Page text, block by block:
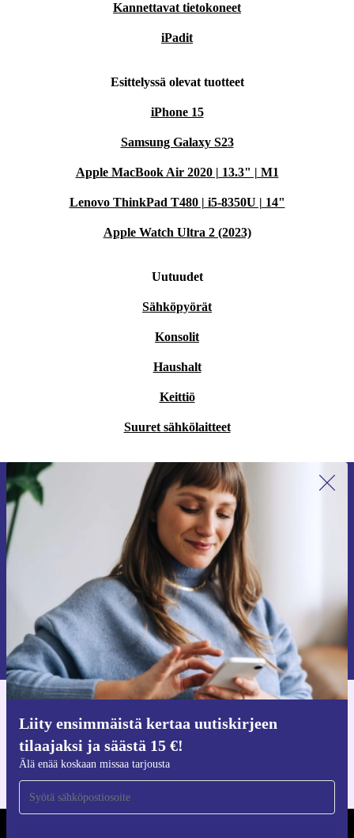
Kannettavat tietokoneet
iPadit
Esittelyssä olevat tuotteet
iPhone 15
Samsung Galaxy S23
Apple MacBook Air 2020 | 13.3" | M1
Lenovo ThinkPad T480 | i5-8350U | 14"
Apple Watch Ultra 2 (2023)
Uutuudet
Sähköpyörät
Konsolit
Haushalt
Keittiö
Suuret sähkölaitteet
Liity ensimmäistä kertaa uutiskirjeen
tilaajaksi ja säästä 15 €!
Älä enää koskaan missaa tarjousta
Liity ensimmäistä kertaa uutiskirjeen
tilaajaksi ja säästä 15 €!
Älä missaa enää yhtäkään tarjousta.
Pyydä etukuponki
Lisätietoja henkilötietojen käytöstä löydättietosuojaselosteestamme.
iOS:lle ja Androidille